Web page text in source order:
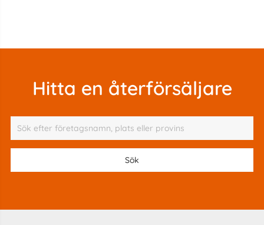
Hitta en återförsäljare